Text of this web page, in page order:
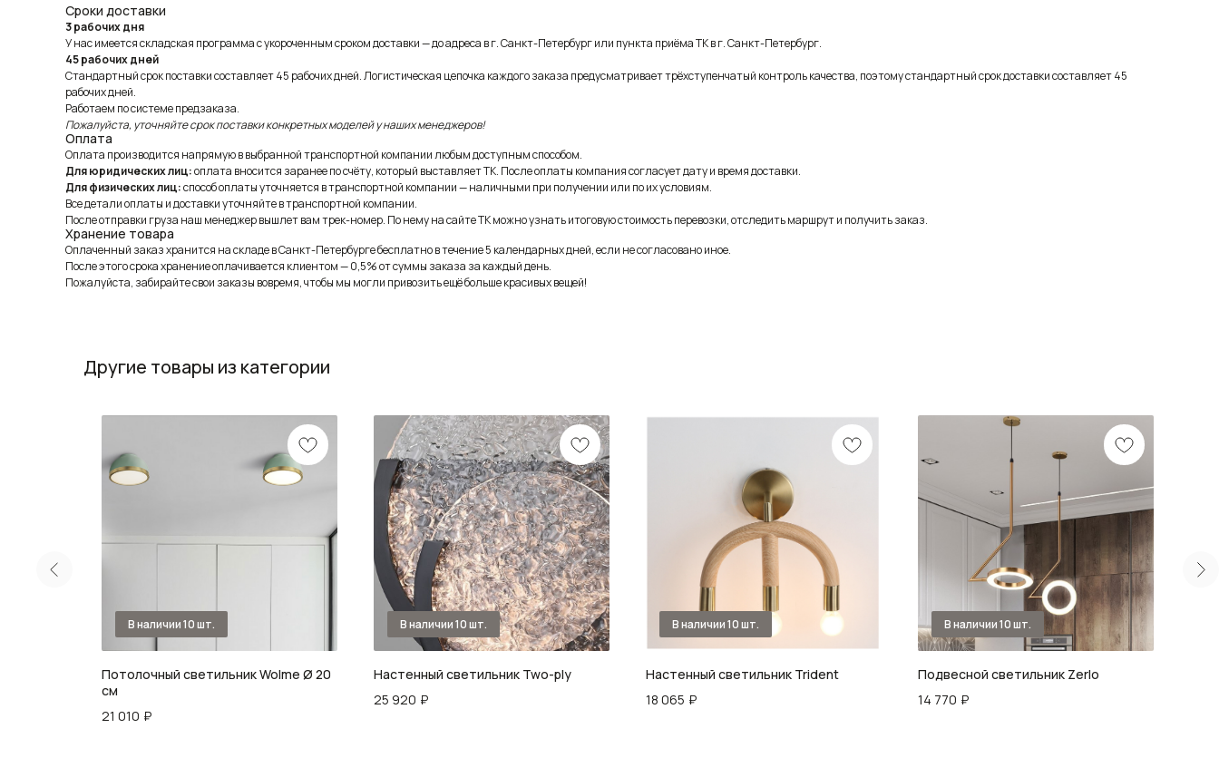
Сроки доставки
3 рабочих дня
У нас имеется складская программа с укороченным сроком доставки — до адреса в г. Санкт-Петербург или пункта приёма ТК в г. Санкт-Петербург.
45 рабочих дней
Стандартный срок поставки составляет 45 рабочих дней. Логистическая цепочка каждого заказа предусматривает трёхступенчатый контроль качества, поэтому стандартный срок доставки составляет 45
рабочих дней.
Работаем по системе предзаказа.
Пожалуйста, уточняйте срок поставки конкретных моделей у наших менеджеров!
Оплата
Оплата производится напрямую в выбранной транспортной компании любым доступным способом.
Для юридических лиц:оплата вносится заранее по счёту, который выставляет ТК. После оплаты компания согласует дату и время доставки.
Для физических лиц:способ оплаты уточняется в транспортной компании — наличными при получении или по их условиям.
Все детали оплаты и доставки уточняйте в транспортной компании.
После отправки груза наш менеджер вышлет вам трек-номер. По нему на сайте ТК можно узнать итоговую стоимость перевозки, отследить маршрут и получить заказ.
Хранение товара
Оплаченный заказ хранится на складе в Санкт-Петербурге бесплатно в течение 5 календарных дней, если не согласовано иное.
После этого срока хранение оплачивается клиентом — 0,5% от суммы заказа за каждый день.
Пожалуйста, забирайте свои заказы вовремя, чтобы мы могли привозить ещё больше красивых вещей!
Другие товары из категории
Потолочный светильник Wolme Ø 20
см
21 010 ₽
Настенный светильник Two-ply
25 920 ₽
Настенный светильник Trident
18 065 ₽
Подвесной светильник Zerlo
14 770 ₽